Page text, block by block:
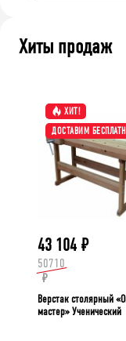
Хиты продаж
ХИТ!
ДОСТАВИМ
43 104 ₽
50710
₽
Верстак столярный
мастер» Ученический